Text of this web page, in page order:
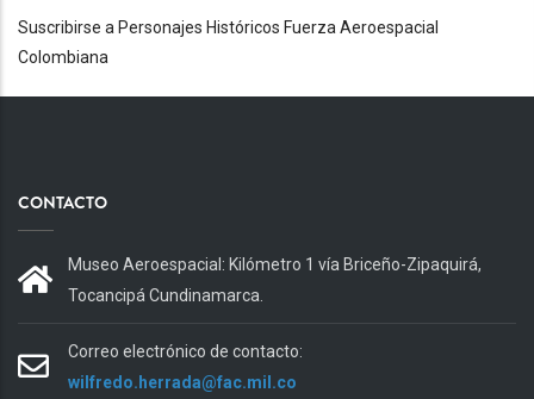
Suscribirse a Personajes Históricos Fuerza Aeroespacial
Colombiana
CONTACTO
Museo Aeroespacial: Kilómetro 1 vía Briceño-Zipaquirá,
Tocancipá Cundinamarca.
Correo electrónico de contacto:
wilfredo.herrada@fac.mil.co